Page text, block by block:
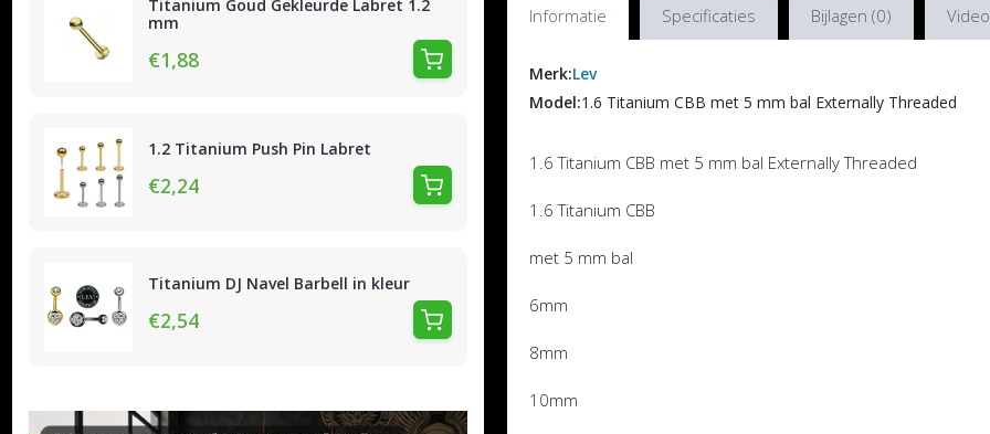
Titanium Goud Gekleurde Labret 1.2
mm
€1,88
1.2 Titanium Push Pin Labret
€2,24
Titanium DJ Navel Barbell in kleur
€2,54
Informatie Specificaties Bijlagen (0)
Merk:Lev
Model:1.6 Titanium CBB met 5 mm bal Externally Threaded
1.6 Titanium CBB met 5 mm bal Externally Threaded
1.6 Titanium CBB
met 5 mm bal
6mm
8mm
10mm